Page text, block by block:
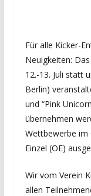
Für alle Kicker-
Neuigkeiten:
12.-13. Juli statt
Berlin)
und “Pink
übernehmen
Wettbewerbe im
Einzel (OE)
Wir vom Verein
allen